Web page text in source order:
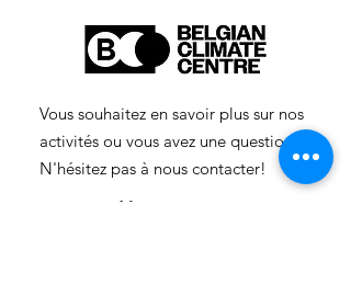
Vous souhaitez en savoir plus sur nos
activités ou vous avez une question ?
N'hésitez pas à nous contacter!
info-cc(a)centreclimatique.be